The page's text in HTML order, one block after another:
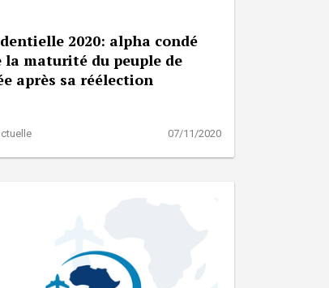
2020: alpha condé
la maturité du peuple de
après sa réélection
07/11/2020